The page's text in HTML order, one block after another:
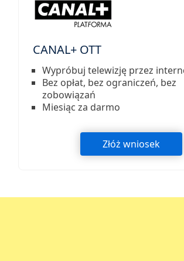
CANAL+ OTT
Wypróbuj telewizję przez
Bez opłat, bez ograniczeń, bez
zobowiązań
Miesiąc za darmo
Złóż wniosek